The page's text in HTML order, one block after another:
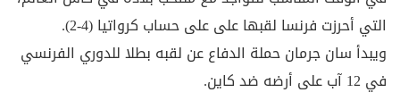
التي أحرزت فرنسا لقبها على على حساب كرواتيا (4-2).
ويبدأ سان جرمان حملة الدفاع عن لقبه بطلا للدوري الفرنسي
في 12 آب على أرضه ضد كاين.